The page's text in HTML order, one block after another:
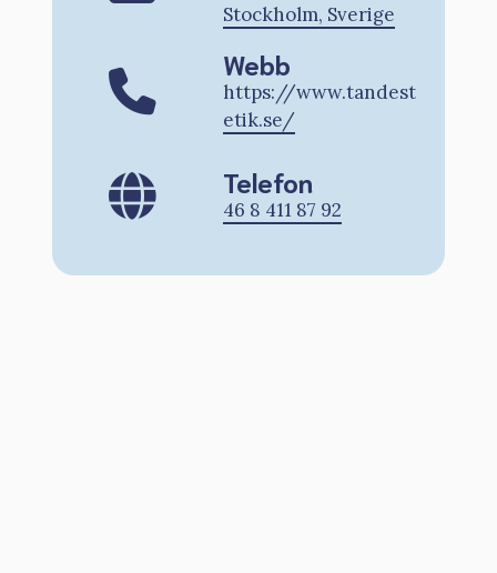
Stockholm, Sverige
Webb
https://www.tandest
etik.se/
Telefon
46 8 411 87 92